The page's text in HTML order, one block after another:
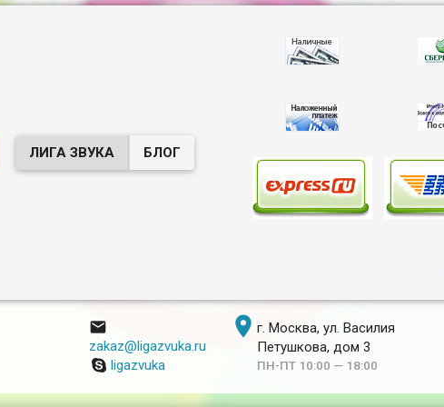
2018
2018 г.в. на 8 дюймов
оригинальный дизайн с
сохранением всей
стилистики AUDI. Для
ЛИГА ЗВУКА БЛОГ

zakaz@ligazvuka.ru
ligazvuka
г. Москва, ул. Василия
Петушкова, дом 3
ПН-ПТ 10:00 — 18:00